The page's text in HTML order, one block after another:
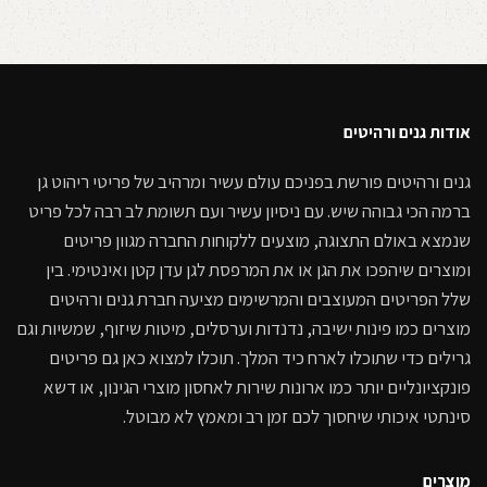
אודות גנים ורהיטים
גנים ורהיטים פורשת בפניכם עולם עשיר ומרהיב של פריטי ריהוט גן
ברמה הכי גבוהה שיש. עם ניסיון עשיר ועם תשומת לב רבה לכל פריט
שנמצא באולם התצוגה, מוצעים ללקוחות החברה מגוון פריטים
ומוצרים שיהפכו את הגן או את המרפסת לגן עדן קטן ואינטימי. בין
שלל הפריטים המעוצבים והמרשימים מציעה חברת גנים ורהיטים
מוצרים כמו פינות ישיבה, נדנדות וערסלים, מיטות שיזוף, שמשיות וגם
גרילים כדי שתוכלו לארח כיד המלך. תוכלו למצוא כאן גם פריטים
פונקציונליים יותר כמו ארונות שירות לאחסון מוצרי הגינון, או דשא
סינתטי איכותי שיחסוך לכם זמן רב ומאמץ לא מבוטל.
מוצרים